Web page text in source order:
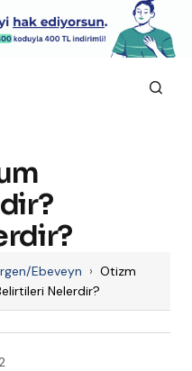
Ebeveyn › Otizm
Nelerdir?